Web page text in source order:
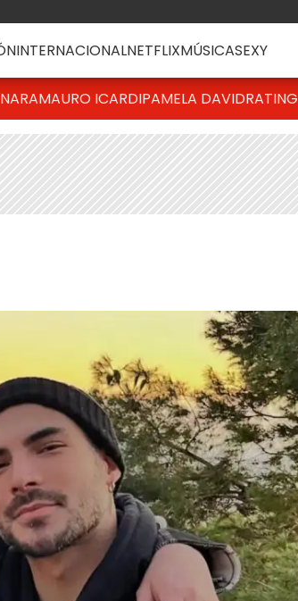
INTERNACIONALNETFLIXMÚSICASEXY
MAURO ICARDIPAMELA DAVIDRATING